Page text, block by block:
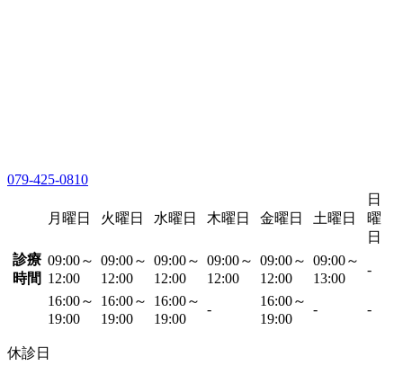
079-425-0810
月曜日 火曜日 水曜日 木曜日 金曜日 土曜日
日
曜
日
診療
時間
09:00～
12:00
09:00～
12:00
09:00～
12:00
09:00～
12:00
09:00～
12:00
09:00～
13:00
-
16:00～
19:00
16:00～
19:00
16:00～
19:00
-
16:00～
19:00
- -
休診日